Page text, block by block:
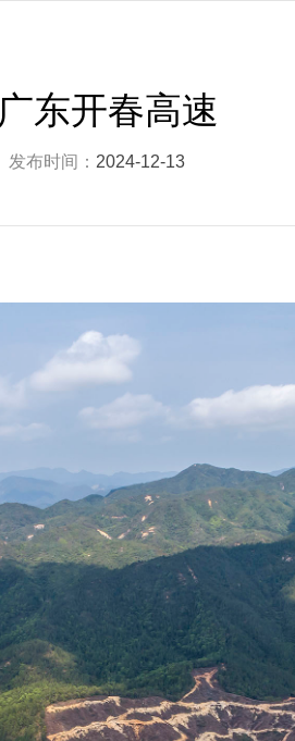
广东开春高速
发布时间： 2024-12-13